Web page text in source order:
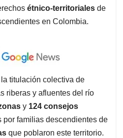
étnico-territoriales de
en Colombia.
titulación colectiva de
riberas y afluentes del río
y 124 consejos
por familias descendientes de
que poblaron este territorio.